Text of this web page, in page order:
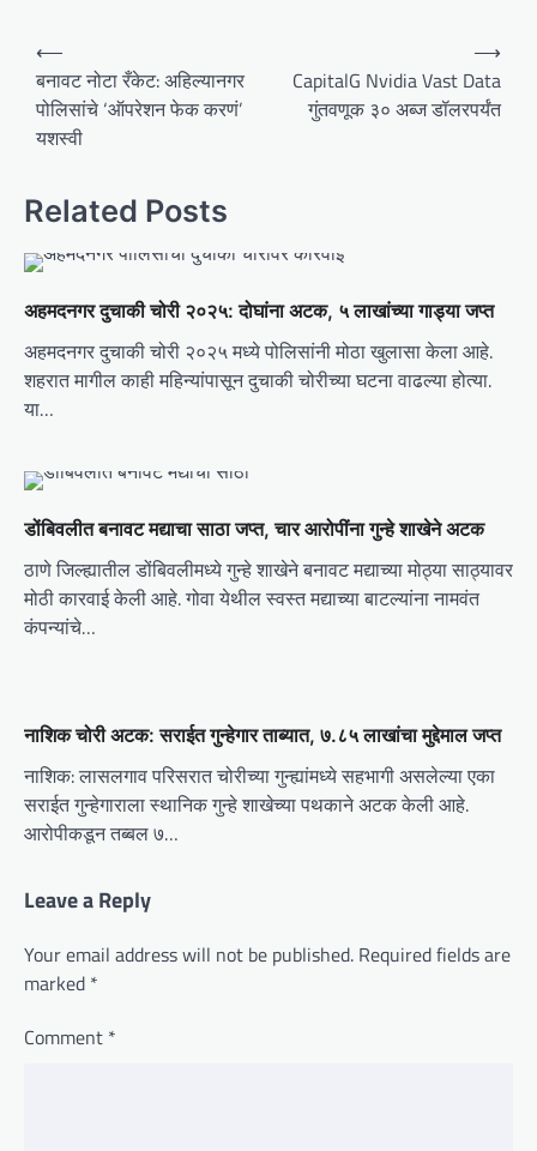
o
n
a
v
i
g
a
t
o
n
⟵
बनावट नोटा रँकेट: अहिल्यानगर
पोलिसांचे ‘ऑपरेशन फेक करणं’
यशस्वी
CapitalG Nvidia Vast Data
गुंतवणूक ३० अब्ज डॉलरपर्यंत
⟶
Related Posts
अहमदनगर दुचाकी चोरी २०२५: दोघांना अटक, ५ लाखांच्या गाड्या जप्त
अहमदनगर दुचाकी चोरी २०२५ मध्ये पोलिसांनी मोठा खुलासा केला आहे.
शहरात मागील काही महिन्यांपासून दुचाकी चोरीच्या घटना वाढल्या होत्या.
या…
डोंबिवलीत बनावट मद्याचा साठा जप्त, चार आरोपींना गुन्हे शाखेने अटक
ठाणे जिल्ह्यातील डोंबिवलीमध्ये गुन्हे शाखेने बनावट मद्याच्या मोठ्या साठ्यावर
मोठी कारवाई केली आहे. गोवा येथील स्वस्त मद्याच्या बाटल्यांना नामवंत
कंपन्यांचे…
नाशिक चोरी अटक: सराईत गुन्हेगार ताब्यात, ७.८५ लाखांचा मुद्देमाल जप्त
नाशिक: लासलगाव परिसरात चोरीच्या गुन्ह्यांमध्ये सहभागी असलेल्या एका
सराईत गुन्हेगाराला स्थानिक गुन्हे शाखेच्या पथकाने अटक केली आहे.
आरोपीकडून तब्बल ७…
Leave a Reply
Your email address will not be published. Required fields are
marked *
Comment *